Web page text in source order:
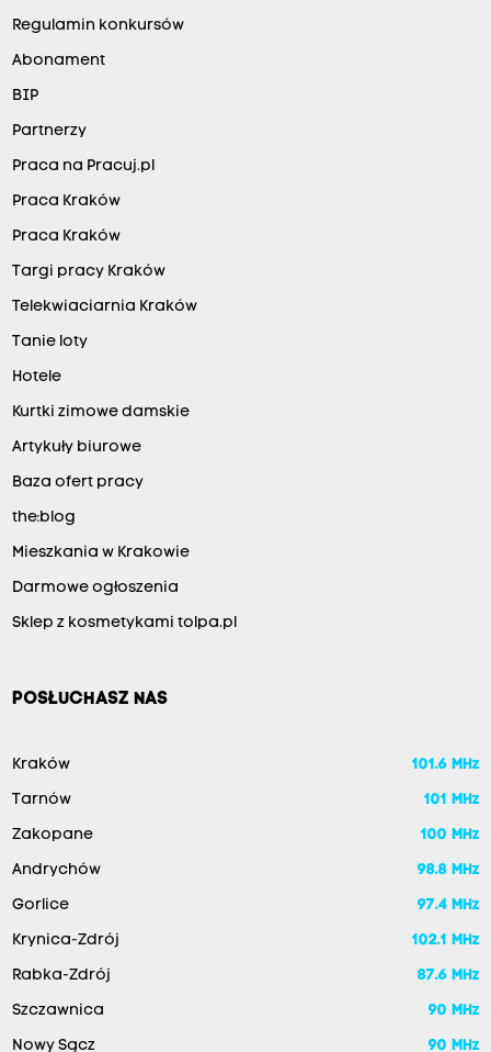
Regulamin konkursów
Abonament
BIP
Partnerzy
Praca na Pracuj.pl
Praca Kraków
Praca Kraków
Targi pracy Kraków
Telekwiaciarnia Kraków
Tanie loty
Hotele
Kurtki zimowe damskie
Artykuły biurowe
Baza ofert pracy
the:blog
Mieszkania w Krakowie
Darmowe ogłoszenia
Sklep z kosmetykami tolpa.pl
POSŁUCHASZ NAS
Kraków 101.6 MHz
Tarnów 101 MHz
Zakopane 100 MHz
Andrychów 98.8 MHz
Gorlice 97.4 MHz
Krynica-Zdrój 102.1 MHz
Rabka-Zdrój 87.6 MHz
Szczawnica 90 MHz
Nowy Sącz 90 MHz